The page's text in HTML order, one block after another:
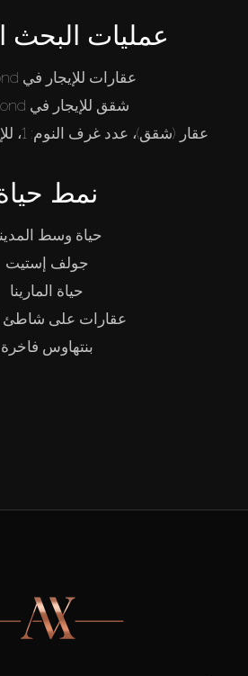
عمليات البحث
عقارات للإيجار في Diamond
شقق للإيجار في Diamond
عقار (شقق)، عدد غرف النوم: 1، للإيجار في Diamond
نمط
حياة وسط
جولف إستيت
حياة المارينا
عقارات على شاطئ
بنتهاوس فاخرة